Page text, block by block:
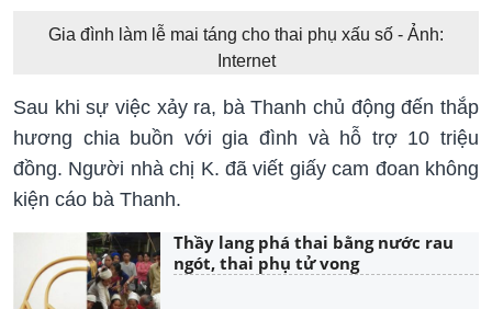
Gia đình làm lễ mai táng cho thai phụ xấu số - Ảnh:
Internet
Sau khi sự việc xảy ra, bà Thanh chủ động đến thắp
hương chia buồn với gia đình và hỗ trợ 10 triệu
đồng. Người nhà chị K. đã viết giấy cam đoan không
kiện cáo bà Thanh.
Thầy lang phá thai bằng nước rau
ngót, thai phụ tử vong